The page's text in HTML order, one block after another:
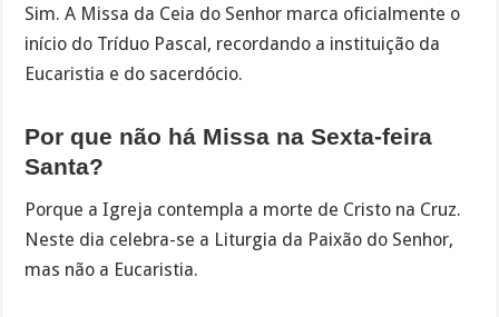
Sim. A Missa da Ceia do Senhor marca oficialmente o
início do Tríduo Pascal, recordando a instituição da
Eucaristia e do sacerdócio.
Por que não há Missa na Sexta-feira
Santa?
Porque a Igreja contempla a morte de Cristo na Cruz.
Neste dia celebra-se a Liturgia da Paixão do Senhor,
mas não a Eucaristia.